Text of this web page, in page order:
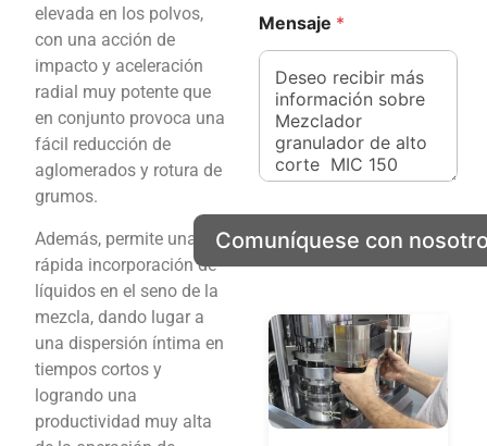
elevada en los polvos,
con una acción de
impacto y aceleración
radial muy potente que
en conjunto provoca una
fácil reducción de
aglomerados y rotura de
grumos.
Además, permite una
rápida incorporación de
líquidos en el seno de la
mezcla, dando lugar a
una dispersión íntima en
tiempos cortos y
logrando una
productividad muy alta
r
r
e
t
o
ñ
a
Mensaje *
Comuníquese con